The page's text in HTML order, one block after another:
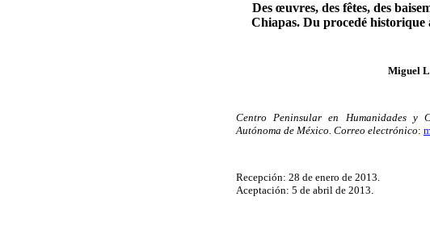
Des œuvres, des fêtes, des
Chiapas. Du procedé
Miguel
Centro Peninsular en Humanidades y
Autónoma de México. Correo electrónico:
Recepción: 28 de enero de 2013.
Aceptación: 5 de abril de 2013.